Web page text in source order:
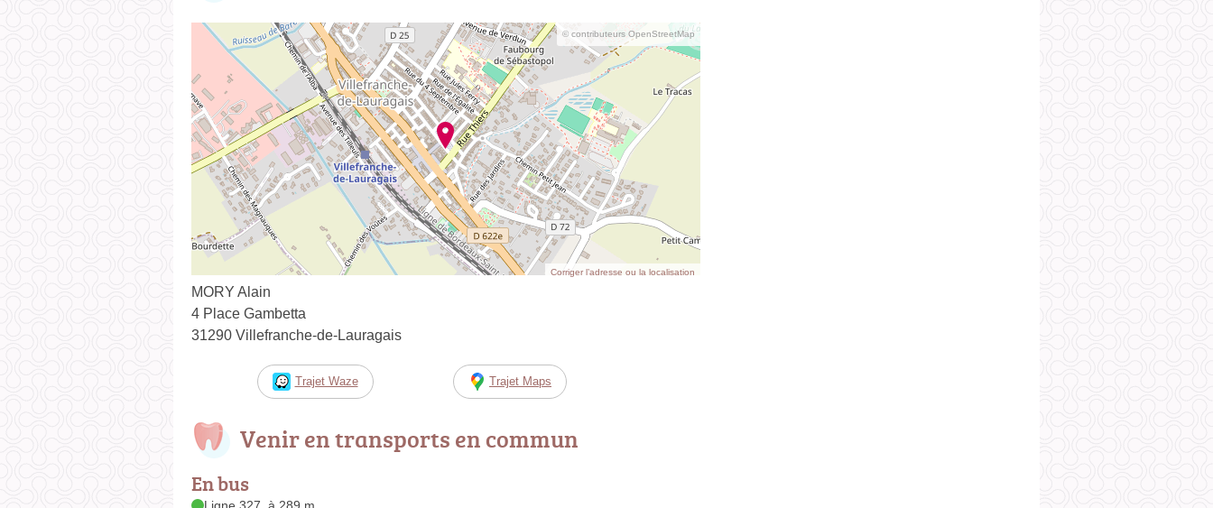
© contributeurs OpenStreetMap
Corriger l’adresse ou la localisation
MORY Alain
4 Place Gambetta
31290 Villefranche-de-Lauragais
Trajet Waze Trajet Maps
Venir en transports en commun
En bus